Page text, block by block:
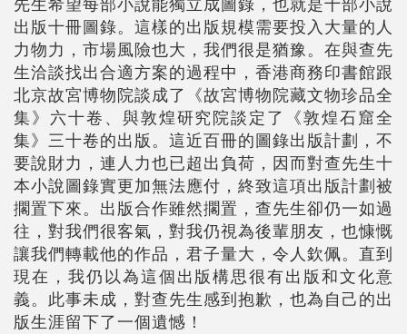
出版十冊圖錄。這樣的出版規模需要投入大量的人
力物力，市場風險也大，我們很是猶豫。在與查先
生洽談找出合適方案的過程中，香港商務印書館跟
北京故宮博物院談成了《故宮博物院藏文物珍品全
集》六十卷、與敦煌研究院談定了《敦煌石窟全
集》三十卷的出版。這近百冊的圖錄出版計劃，不
要說財力，連人力也已超出負荷，因而對查先生十
本小說圖錄實更加無法應付，終致這項出版計劃被
擱置下來。出版合作雖然擱置，查先生卻仍一如過
往，對我們很客氣，對我仍視為後輩朋友，也慷慨
讓我們轉載他的作品，君子量大，令人欽佩。直到
現在，我仍以為這個出版構思很有出版和文化意
義。此事未成，對查先生感到抱歉，也為自己的出
版生涯留下了一個遺憾！